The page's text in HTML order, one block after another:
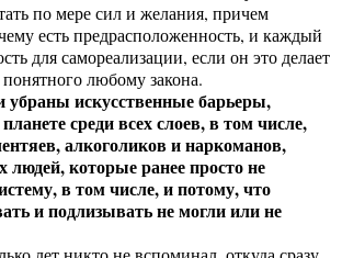
по мере сил и желания, причем
есть предрасположенность, и каждый
для самореализации, если он это делает
любому закона.
искусственные барьеры,
среди всех слоев, в том числе,
алкоголиков и наркоманов,
людей, которые ранее просто не
в том числе, и потому, что
и подлизывать не могли или не